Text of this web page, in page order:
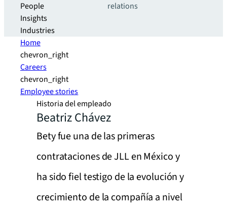
People
Insights
Industries
relations
Home
chevron_right
Careers
chevron_right
Employee stories
Historia del empleado
Beatriz Chávez
Bety fue una de las primeras
contrataciones de JLL en México y
ha sido fiel testigo de la evolución y
crecimiento de la compañía a nivel